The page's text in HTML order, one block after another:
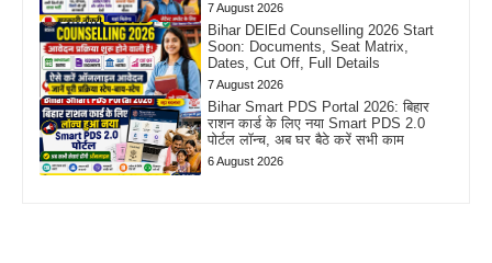
7 August 2026
Bihar DElEd Counselling 2026 Start
Soon: Documents, Seat Matrix,
Dates, Cut Off, Full Details
7 August 2026
Bihar Smart PDS Portal 2026: बिहार
राशन कार्ड के लिए नया Smart PDS 2.0
पोर्टल लॉन्च, अब घर बैठे करें सभी काम
6 August 2026